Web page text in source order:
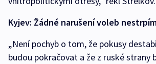
Kyjev: Žádné narušení voleb
„Není pochyb o tom, že pokusy
budou pokračovat a že z ruské strany